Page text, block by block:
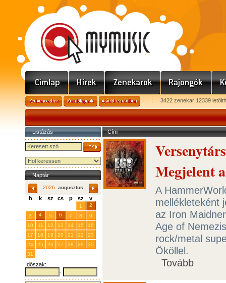
3422 zenekar 12339
Listázás
Naptár
2026. augusztus
h k sz cs p sz v
1
2
3
4 5 6 7 8
9
10
11 12 13 14 15
16
17
18 19 20 21 22
23
24
25 26 27 28 29
30
31
Időszak:
-
Cím
Megjelent
A
mellékleteként
az Iron
Age of
rock/metal
Ököllel.
Tovább